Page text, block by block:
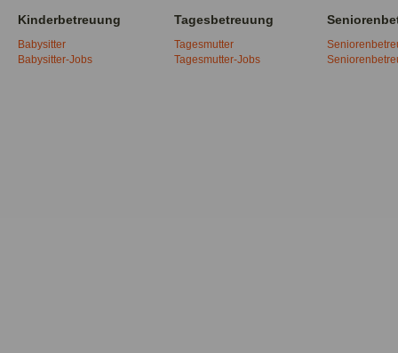
Kinderbetreuung
Babysitter
Babysitter-Jobs
Tagesbetreuung
Tagesmutter
Tagesmutter-Jobs